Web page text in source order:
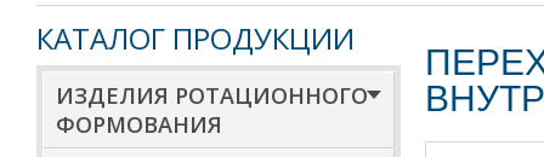
КАТАЛОГ ПРОДУКЦИИ
ИЗДЕЛИЯ РОТАЦИОННОГО
ФОРМОВАНИЯ